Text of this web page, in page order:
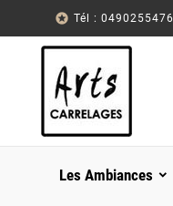
 Tél : 0490255476
Les Ambiances